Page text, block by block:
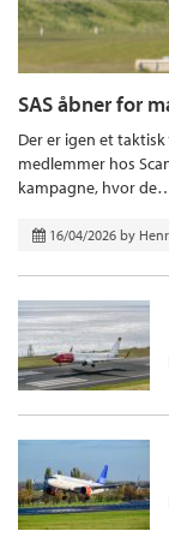
SAS åbner for
Der er igen et
medlemmer hos
kampagne, hvor
16/04/2026 by